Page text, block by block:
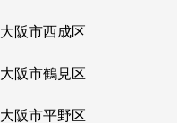
大阪市西成区
大阪市鶴見区
大阪市平野区